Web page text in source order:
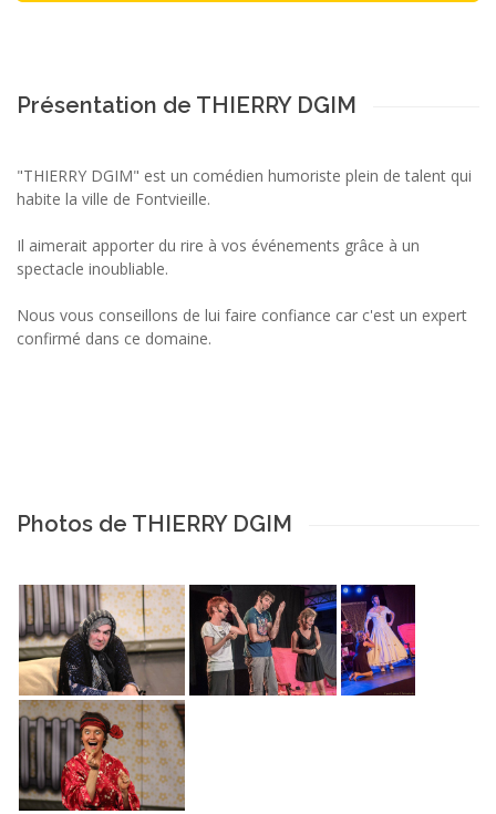
Présentation de THIERRY DGIM
"THIERRY DGIM" est un comédien humoriste plein de talent qui
habite la ville de Fontvieille.
Il aimerait apporter du rire à vos événements grâce à un
spectacle inoubliable.
Nous vous conseillons de lui faire confiance car c'est un expert
confirmé dans ce domaine.
Photos de THIERRY DGIM